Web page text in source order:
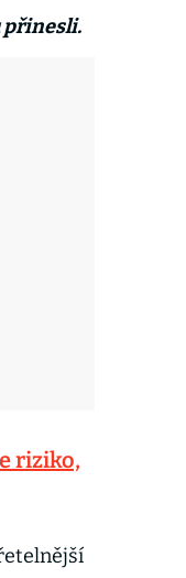
přinesli.
riziko,